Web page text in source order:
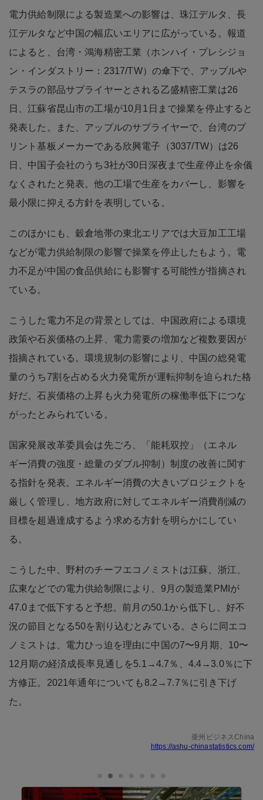
電力供給制限による製造業への影響は、珠江デルタ、長
江デルタなど中国の幅広いエリアに広がっている。報道
によると、台湾・鴻海精密工業（ホンハイ・プレシジョ
ン・インダストリー：2317/TW）の傘下で、アップルや
テスラの部品サプライヤーとされる乙盛精密工業は26
日、江蘇省昆山市の工場が10月1日まで操業を停止すると
発表した。また、アップルのサプライヤーで、台湾のプ
リント基板メーカーである欣興電子（3037/TW）は26
日、中国子会社のうち3社が30日深夜まで生産停止を余儀
なくされたと発表。他の工場で生産をカバーし、影響を
最小限に抑える方針を表明している。
このほかにも、穀倉地帯の東北エリアでは大豆加工工場
などが電力供給制限の影響で操業を停止したもよう。電
力不足が中国の食品供給にも影響する可能性が指摘され
ている。
こうした電力不足の背景としては、中国政府による環境
政策や石炭価格の上昇、電力需要の増加など複数要因が
指摘されている。環境規制の影響により、中国の総発電
量のうち7割を占める火力発電所が運転抑制を迫られた格
好だ。石炭価格の上昇も火力発電所の稼働率低下につな
がったとみられている。
国家発展改革委員会は先ごろ、「能耗双控」（エネル
ギー消費の強度・総量のダブル抑制）制度の改善に関す
る指針を発表。エネルギー消費の大きいプロジェクトを
厳しく管理し、地方政府に対してエネルギー消費削減の
目標を超過達成するよう求める方針を明らかにしてい
る。
こうした中、野村のチーフエコノミストは江蘇、浙江、
広東などでの電力供給制限により、9月の製造業PMIが
47.0まで低下すると予想。前月の50.1から低下し、好不
況の節目となる50を割り込むとみている。さらに同エコ
ノミストは、電力ひっ迫を理由に中国の7〜9月期、10〜
12月期の経済成長率見通しを5.1→4.7％、4.4→3.0％に下
方修正。2021年通年についても8.2→7.7％に引き下げ
た。
亜州ビジネスChina
https://ashu-chinastatistics.com/